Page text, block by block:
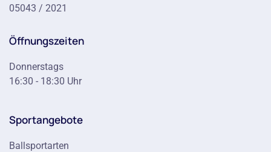
05043 / 2021
Öffnungszeiten
Donnerstags
16:30 - 18:30 Uhr
Sportangebote
Ballsportarten